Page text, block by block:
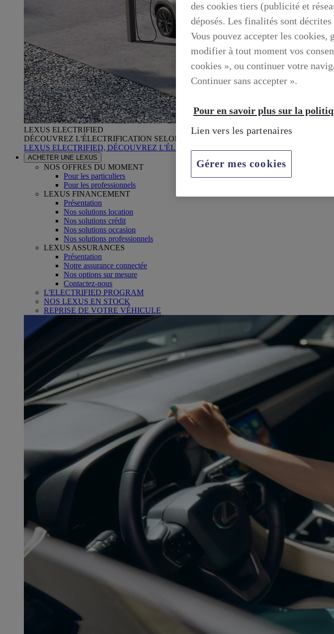
LEXUS ELECTRIFIED
DÉCOUVREZ L'ÉLECTRIFICATION SELON LEXUS
LEXUS ELECTRIFIED, DÉCOUVREZ L'ÉLECTRIFICATION SELON LEXUS
ACHETER UNE LEXUS
NOS OFFRES DU MOMENT
Pour les particuliers
Pour les professionnels
LEXUS FINANCEMENT
Présentation
Nos solutions location
Nos solutions crédit
Nos solutions occasion
Nos solutions professionnels
LEXUS ASSURANCES
Présentation
Notre assurance connectée
Nos options sur mesure
Contactez-nous
L'ELECTRIFIED PROGRAM
NOS LEXUS EN STOCK
REPRISE DE VOTRE VÉHICULE
des cookies tiers (publicité et
déposés. Les finalités sont décrites
Vous pouvez accepter les
modifier à tout moment vos
cookies », ou continuer votre
Continuer sans accepter ».
Pour en savoir plus sur la
Lien vers les partenaires
Gérer mes cookies